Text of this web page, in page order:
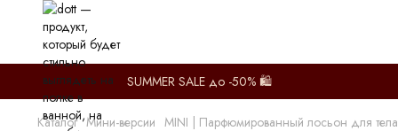
SUMMER SALE до -50% 🛍️
Каталог Мини-версии MINI | Парфюмированный лосьон для